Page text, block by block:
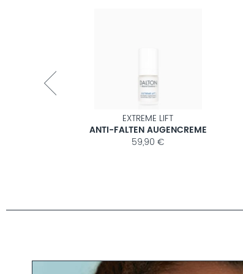
PREMIUM CLEAN
PFLEGENDES ANTI-AGING GESICHTSWASSER